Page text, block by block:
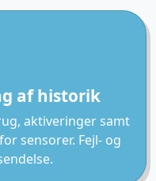
af historik
aktiveringer samt
sensorer. Fejl- og